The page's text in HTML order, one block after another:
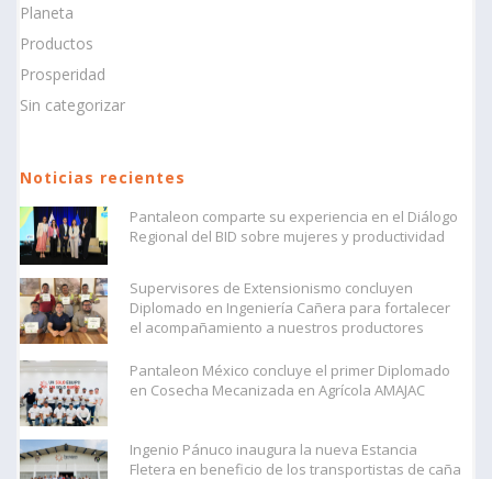
Planeta
Productos
Prosperidad
Sin categorizar
Noticias recientes
Pantaleon comparte su experiencia en el Diálogo
Regional del BID sobre mujeres y productividad
Supervisores de Extensionismo concluyen
Diplomado en Ingeniería Cañera para fortalecer
el acompañamiento a nuestros productores
Pantaleon México concluye el primer Diplomado
en Cosecha Mecanizada en Agrícola AMAJAC
Ingenio Pánuco inaugura la nueva Estancia
Fletera en beneficio de los transportistas de caña